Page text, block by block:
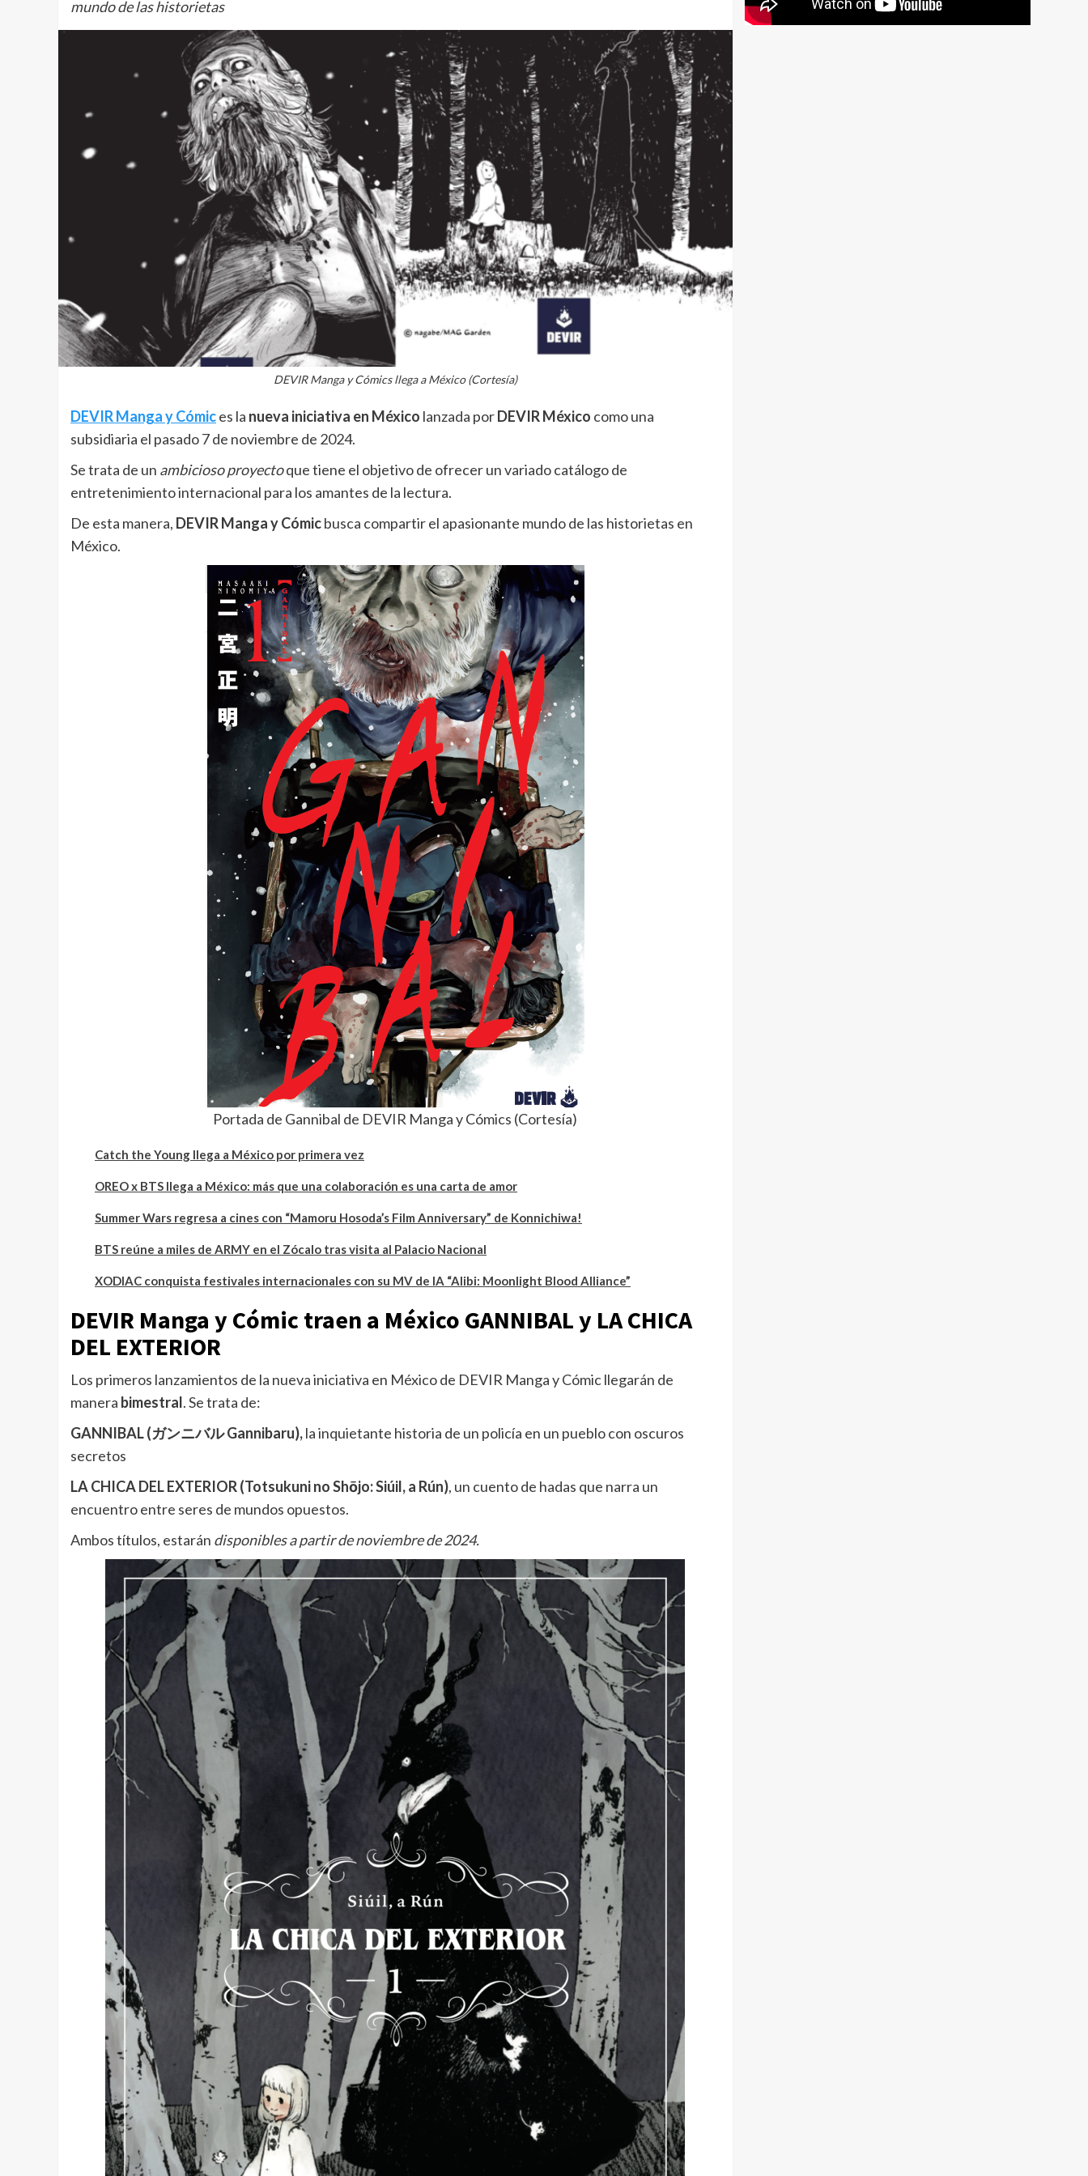
mundo de las historietas
DEVIR Manga y Cómics llega a México (Cortesía)
DEVIR Manga y Cómices la nueva iniciativa en México lanzada porDEVIR México como una
subsidiaria el pasado 7 de noviembre de 2024.
Se trata de un ambicioso proyectoque tiene el objetivo de ofrecer un variado catálogo de
entretenimiento internacional para los amantes de la lectura.
De esta manera, DEVIR Manga y Cómicbusca compartir el apasionante mundo de las historietas en
México.
Portada de Gannibal de DEVIR Manga y Cómics (Cortesía)
Catch the Young llega a México por primera vez
OREO x BTS llega a México: más que una colaboración es una carta de amor
Summer Wars regresa a cines con “Mamoru Hosoda’s Film Anniversary” de Konnichiwa!
BTS reúne a miles de ARMY en el Zócalo tras visita al Palacio Nacional
XODIAC conquista festivales internacionales con su MV de IA “Alibi: Moonlight Blood Alliance”
DEVIR Manga y Cómic traen a México GANNIBAL y LA CHICA
DEL EXTERIOR
Los primeros lanzamientos de la nueva iniciativa en México de DEVIR Manga y Cómic llegarán de
manera bimestral. Se trata de:
GANNIBAL (ガンニバル Gannibaru),la inquietante historia de un policía en un pueblo con oscuros
secretos
LA CHICA DEL EXTERIOR (Totsukuni no Shōjo: Siúil, a Rún), un cuento de hadas que narra un
encuentro entre seres de mundos opuestos.
Ambos títulos, estarán disponibles a partir de noviembre de 2024.